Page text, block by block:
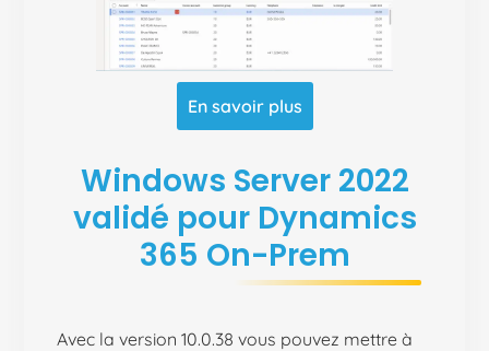
En savoir plus
Windows Server 2022
validé pour Dynamics
365 On-Prem
Avec la version10.0.38 vous pouvez mettre à